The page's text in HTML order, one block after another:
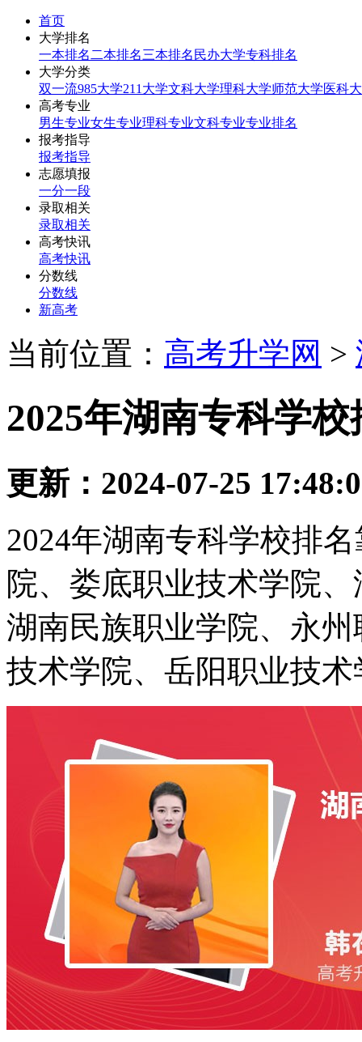
首页
大学排名
一本排名 二本排名三本排名 民办大学专科排名
大学分类
双一流985大学211大学文科大学理科大学师范大学医科
高考专业
男生专业女生专业理科专业文科专业专业排名
报考指导
报考指导
志愿填报
一分一段
录取相关
录取相关
高考快讯
高考快讯
分数线
分数线
新高考
当前位置： 高考升学网 >
2025年湖南专科学
更新：2024-07-25
2024年湖南专科学校排
院、娄底职业技术学院
湖南民族职业学院、永
技术学院、岳阳职业技